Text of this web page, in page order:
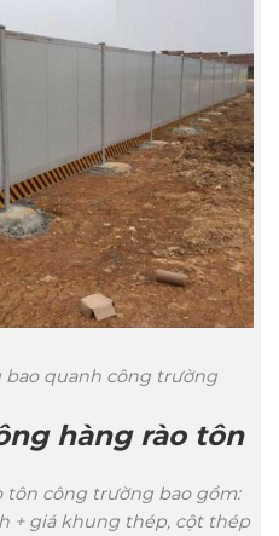
bao quanh công trường
hàng rào tôn
tôn công trường bao gồm:
+ giá khung thép, cột thép